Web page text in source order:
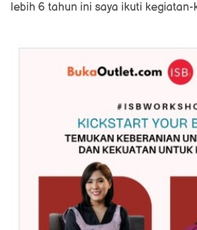
lebih 6 tahun ini saya ikuti kegiatan-